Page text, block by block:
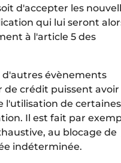
d'accepter les
qui lui seront
à l'article 5 des
d'autres évènements
de crédit puissent
l'utilisation de certaines
Il est fait par
au blocage de
indéterminée.